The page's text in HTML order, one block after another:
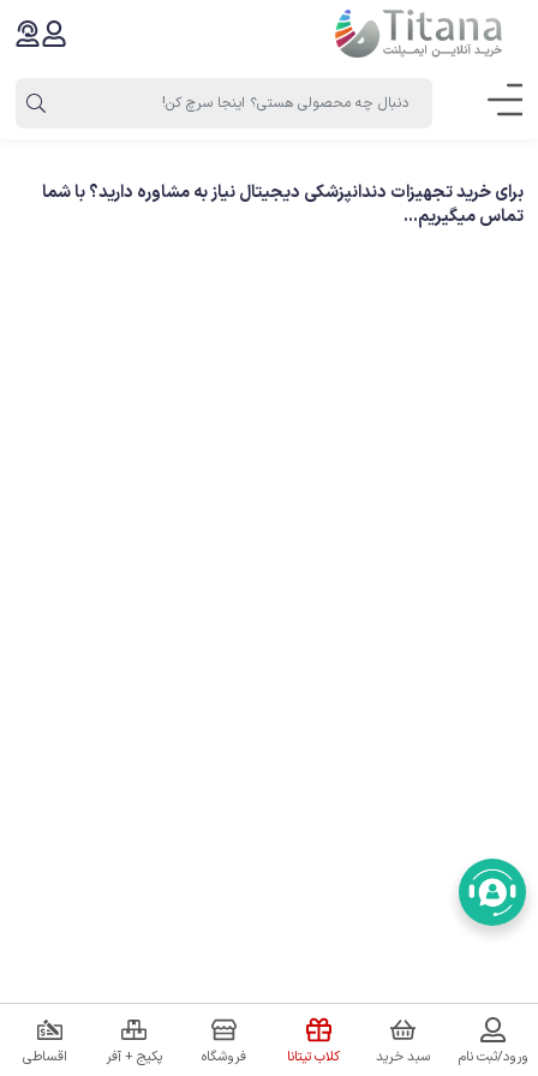
برای خرید تجهیزات دندانپزشکی دیجیتال نیاز به مشاوره دارید؟ با شما
تماس میگیریم...
ورود/ثبت نام سبد خرید کلاب تیتانا فروشگاه پکیج + آفر اقساطی